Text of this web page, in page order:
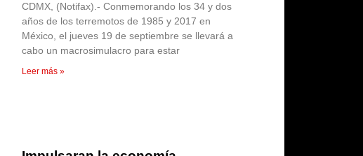
CDMX, (Notifax).- Conmemorando los 34 y dos
años de los terremotos de 1985 y 2017 en
México, el jueves 19 de septiembre se llevará a
cabo un macrosimulacro para estar
Leer más »